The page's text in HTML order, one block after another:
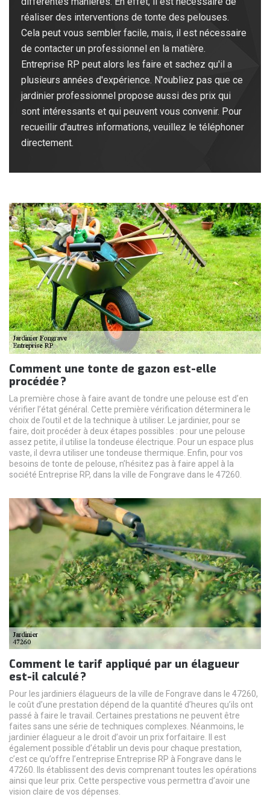
réaliser des interventions de tonte des pelouses.
Cela peut vous sembler facile, mais, il est nécessaire
de contacter un professionnel en la matière.
Entreprise RP peut alors les faire et sachez qu'il a
plusieurs années d'expérience. N'oubliez pas que ce
jardinier professionnel propose aussi des prix qui
sont intéressants et qui peuvent vous convenir. Pour
recueillir d'autres informations, veuillez le téléphoner
directement.
Comment une tonte de gazon est-elle
procédée ?
La première chose à faire avant de tondre une pelouse est d’en
vérifier l’état général. Cette première vérification déterminera le
choix de l’outil et de la technique à utiliser. Le jardinier, pour se
faire, doit procéder à deux étapes possibles : pour une pelouse
assez petite, il utilise la tondeuse électrique. Pour un espace plus
vaste, il devra utiliser une tondeuse thermique. Enfin, pour vos
besoins de tonte de pelouse, n’hésitez pas à faire appel à la
société Entreprise RP, dans la ville de Fongrave dans le 47260.
Comment le tarif appliqué par un élagueur
est-il calculé ?
Pour les jardiniers élagueurs de la ville de Fongrave dans le 47260,
le coût d’une prestation dépend de la quantité d’heures qu’ils ont
passé à faire le travail. Certaines prestations ne peuvent être
faites sans une série de techniques complexes. Néanmoins, le
jardinier élagueur a le droit d’avoir un prix forfaitaire. Il est
également possible d’établir un devis pour chaque prestation,
c’est ce qu’offre l’entreprise Entreprise RP à Fongrave dans le
47260. Ils établissent des devis comprenant toutes les opérations
ainsi que leur prix. Cette perspective vous permettra d’avoir une
vision claire de vos dépenses.